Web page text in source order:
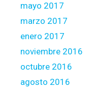
mayo 2017
marzo 2017
enero 2017
noviembre 2016
octubre 2016
agosto 2016